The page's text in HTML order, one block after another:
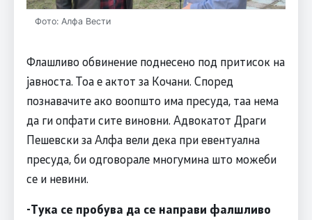
Фото: Алфа Вести
Флашливо обвинение поднесено под притисок на
јавноста. Тоа е актот за Кочани. Според
познавачите ако воопшто има пресуда, таа нема
да ги опфати сите виновни. Адвокатот Драги
Пешевски за Алфа вели дека при евентуална
пресуда, би одговорале многумина што можеби
се и невини.
-Тука се пробува да се направи фалшливо